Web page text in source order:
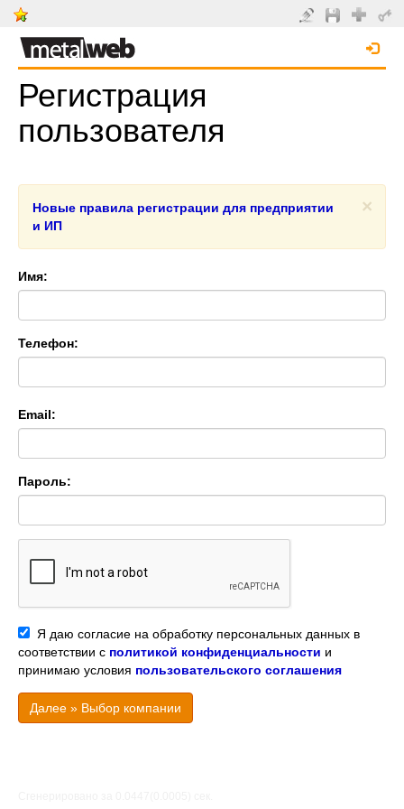
Регистрация
пользователя
×
Новые правила регистрации для предприятии
и ИП
Имя:
Телефон:
Email:
Пароль:
Я даю согласие на обработку персональных данных в
соответствии с политикой конфиденциальности и
принимаю условия пользовательского соглашения
Далее » Выбор компании